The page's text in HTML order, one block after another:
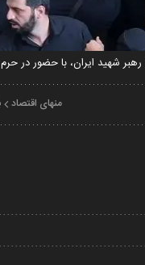
شهید ایران، با حضور در
منهای اقتصاد